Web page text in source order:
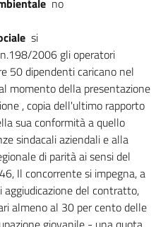
no
si
2006 gli operatori
50 dipendenti caricano nel
momento della presentazione
, copia dell'ultimo rapporto
sua conformità a quello
sindacali aziendali e alla
di parità ai sensi del
Il concorrente si impegna, a
aggiudicazione del contratto,
almeno al 30 per cento delle